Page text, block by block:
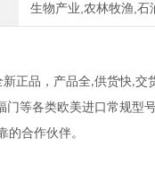
生物产业,农林牧渔,石
正品，产品全,供货快,交
门等各类欧美进口常规型
合作伙伴。